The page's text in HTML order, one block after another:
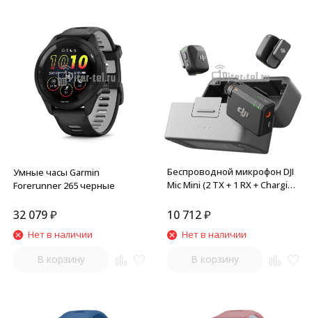
Умные часы Garmin
Forerunner 265 черные
32 079₽
Нет в наличии
В корзину
Беспроводной микрофон DJI
Mic Mini (2 TX + 1 RX + Charging
10 712₽
Нет в наличии
В корзину